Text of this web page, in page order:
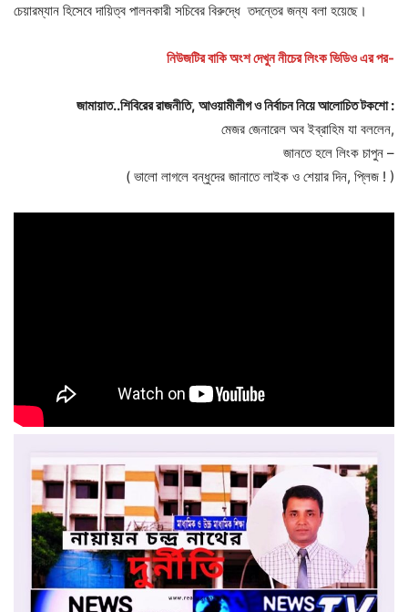
চেয়ারম্যান হিসেবে দায়িত্ব পালনকারী সচিবের বিরুদ্ধে তদন্তের জন্য বলা হয়েছে।
নিউজটির বাকি অংশ দেখুন নীচের লিংক ভিডিও এর পর-
জামায়াত..শিবিরেররাজনীতি, আওয়ামীলীগওনির্বাচননিয়েআলোচিতটকশো:
মেজর জেনারেল অব ইব্রাহিম যা বললেন,
জানতে হলে লিংক চাপুন –
( ভালো লাগলে বন্ধুদের জানাতে লাইক ও শেয়ার দিন, প্লিজ ! )